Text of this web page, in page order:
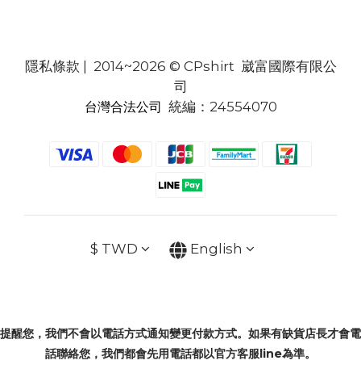
隱私條款 | 2014~2026 © CPshirt 崴富國際有限公
司
台灣合法公司 統編：24554070
$ TWD English
提醒您，我們不會以電話方式通知變更付款方式。如果有缺貨店長才會電
話聯絡您，我們都會先用電話都以官方客服line為準。